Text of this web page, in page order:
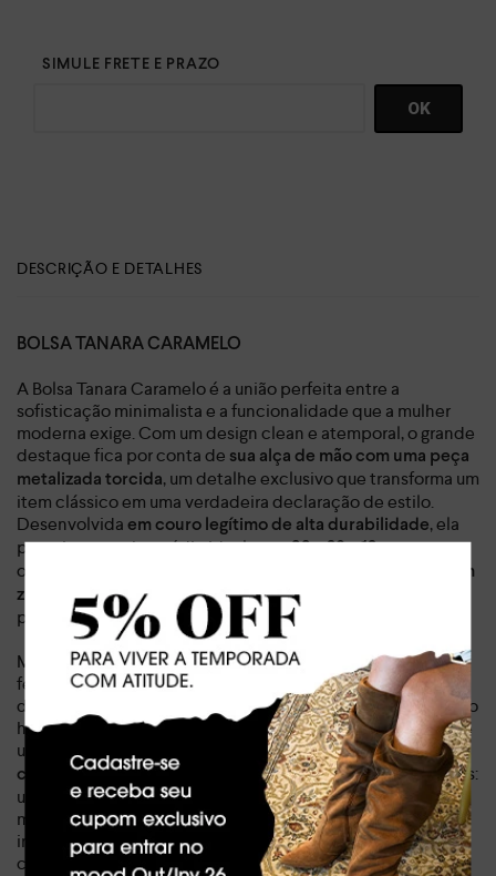
DESCRIÇÃO E DETALHES
BOLSA TANARA CARAMELO
A Bolsa Tanara Caramelo é a união perfeita entre a
sofisticação minimalista e a funcionalidade que a mulher
moderna exige. Com um design clean e atemporal, o grande
destaque fica por conta de sua alça de mão com uma peça
metalizada torcida, um detalhe exclusivo que transforma um
item clássico em uma verdadeira declaração de estilo.
Desenvolvida em couro legítimo de alta durabilidade, ela
possui o tamanho médio ideal,
,
oferecendo
um amplo espaço interno com fechamento em
zíper e uma divisória estratégicapara manter seus
pertences sempre organizados e seguros.
Mais do que um acessório, esta bolsa de couro caramelo foi
feita para acompanhar o ritmo do seu estilo de vida
dinâmico, transitando com perfeição do look de trabalho ao
happy hour ou ao lazer de fim de semana. A versatilidade se
une à praticidade graças à
sua alça longa removível com 65
cm
, permitindo que você mude o visual num piscar de olhos:
use-a a tiracolo para um dia a dia mais prático ou leve-a na
mão para um toque extra de elegância. É o investimento
inteligente para quem não abre mão de sofisticação e
conforto em qualquer ocasião.